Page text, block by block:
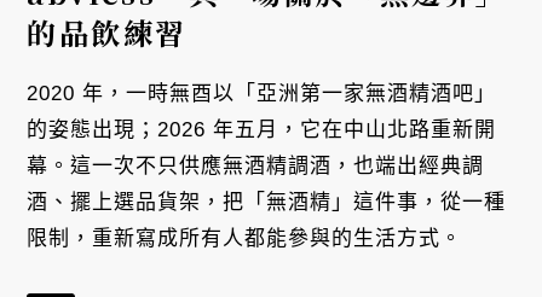
的品飲練習
2020 年，一時無酉以「亞洲第一家無酒精酒吧」
的姿態出現；2026 年五月，它在中山北路重新開
幕。這一次不只供應無酒精調酒，也端出經典調
酒、擺上選品貨架，把「無酒精」這件事，從一種
限制，重新寫成所有人都能參與的生活方式。